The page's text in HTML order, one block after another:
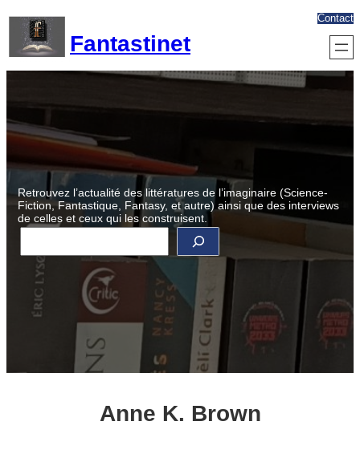
contenu
Fantastinet
Contact
Retrouvez l’actualité des littératures de l’imaginaire (Science-
Fiction, Fantastique, Fantasy, et autre) ainsi que des interviews
de celles et ceux qui les construisent.
R
c
Anne K. Brown